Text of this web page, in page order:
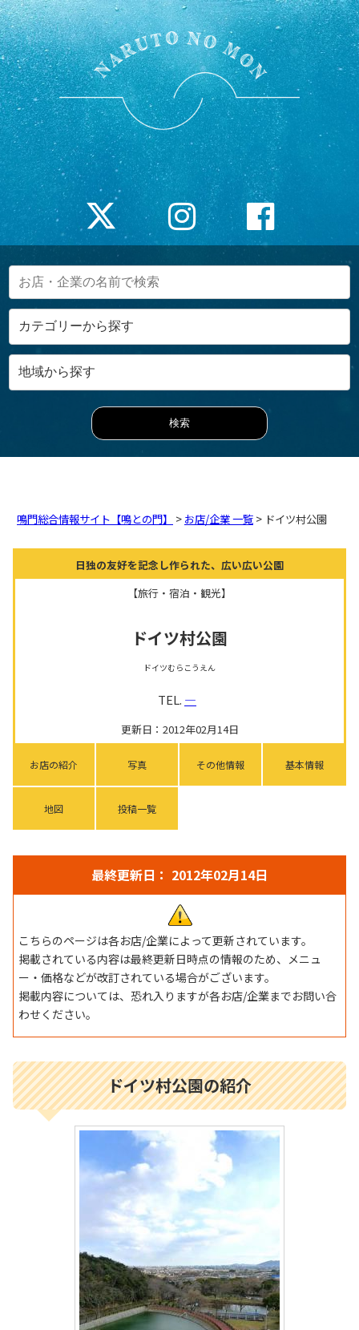
鳴門総合情報サイト【鳴との門】 > お店/企業 一覧 > ドイツ村公園
日独の友好を記念し作られた、広い広い公園
【旅行・宿泊・観光】
ドイツ村公園
ドイツむらこうえん
TEL. ―
更新日：2012年02月14日
お店の紹介 写真 その他情報 基本情報
地図 投稿一覧
最終更新日： 2012年02月14日
こちらのページは各お店/企業によって更新されています。
掲載されている内容は最終更新日時点の情報のため、メニュ
ー・価格などが改訂されている場合がございます。
掲載内容については、恐れ入りますが各お店/企業までお問い合
わせください。
ドイツ村公園の紹介